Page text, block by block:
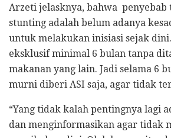
Arzeti jelasknya, bahwa penyebab
stunting adalah belum adanya
untuk melakukan inisiasi sejak
eksklusif minimal 6 bulan tanpa
makanan yang lain. Jadi selama 6
murni diberi ASI saja, agar tidak
“Yang tidak kalah pentingnya lagi
dan menginformasikan agar tidak